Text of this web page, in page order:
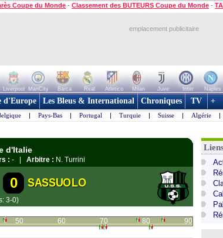
Coupe du Monde - Classement des BUTEURS Coupe du Monde -
emplacement publicitaire
Liverpool ManCity Barca Real Atletico Milan Juve Inter Naples
d'Europe Les Bleus & International Chroniques TV +
| Pays-Bas | Portugal | Turquie | Suisse | Algérie |
d'Italie
: - | Arbitre : N. Turrini
0 SASSUOLO
3-0)
50 60 70 80 90